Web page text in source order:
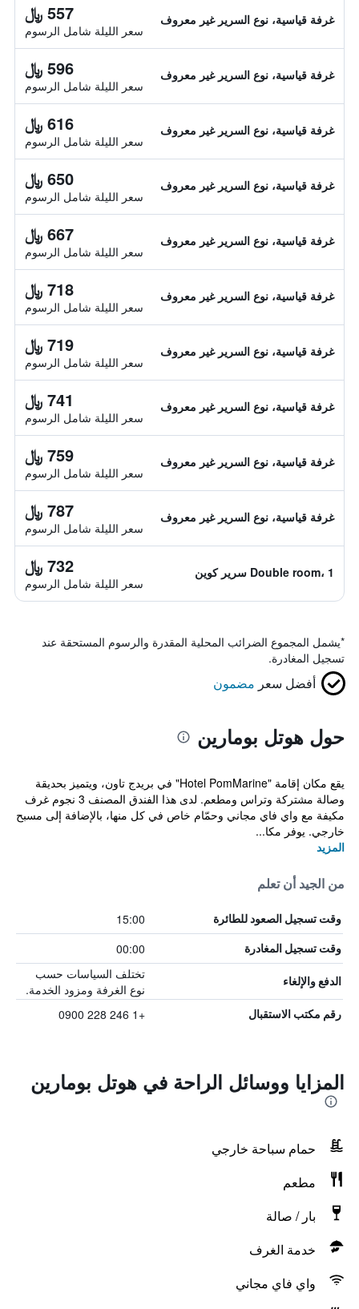
غرفة قياسية، نوع السرير غير معروف 557 ﷼
سعر الليلة شامل الرسوم
غرفة قياسية، نوع السرير غير معروف 596 ﷼
سعر الليلة شامل الرسوم
غرفة قياسية، نوع السرير غير معروف 616 ﷼
سعر الليلة شامل الرسوم
غرفة قياسية، نوع السرير غير معروف 650 ﷼
سعر الليلة شامل الرسوم
غرفة قياسية، نوع السرير غير معروف 667 ﷼
سعر الليلة شامل الرسوم
غرفة قياسية، نوع السرير غير معروف 718 ﷼
سعر الليلة شامل الرسوم
غرفة قياسية، نوع السرير غير معروف 719 ﷼
سعر الليلة شامل الرسوم
غرفة قياسية، نوع السرير غير معروف 741 ﷼
سعر الليلة شامل الرسوم
غرفة قياسية، نوع السرير غير معروف 759 ﷼
سعر الليلة شامل الرسوم
غرفة قياسية، نوع السرير غير معروف 787 ﷼
سعر الليلة شامل الرسوم
Double room، 1 سرير كوين 732 ﷼
سعر الليلة شامل الرسوم
*يشمل المجموع الضرائب المحلية المقدرة والرسوم المستحقة عند
تسجيل المغادرة.
أفضل سعر مضمون
حول هوتل بومارين
يقع مكان إقامة "Hotel PomMarine" في بريدج تاون، ويتميز بحديقة
وصالة مشتركة وتراس ومطعم. لدى هذا الفندق المصنف 3 نجوم غرف
مكيفة مع واي فاي مجاني وحمّام خاص في كل منها، بالإضافة إلى مسبح
خارجي. يوفر مكا...
المزيد
من الجيد أن تعلم
وقت تسجيل الصعود للطائرة 15:00
وقت تسجيل المغادرة 00:00
الدفع والإلغاء
تختلف السياسات حسب
نوع الغرفة ومزود الخدمة.
رقم مكتب الاستقبال +1 246 228 0900
المزايا ووسائل الراحة في هوتل بومارين
حمام سباحة خارجي
مطعم
بار / صالة
خدمة الغرف
واي فاي مجاني